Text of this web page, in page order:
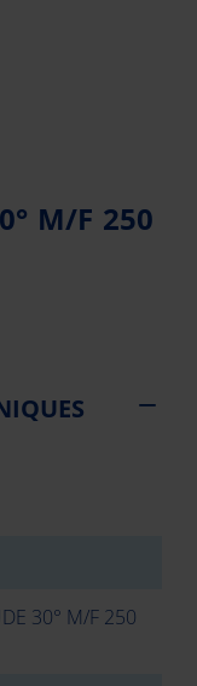
M/F 250
30° M/F 250